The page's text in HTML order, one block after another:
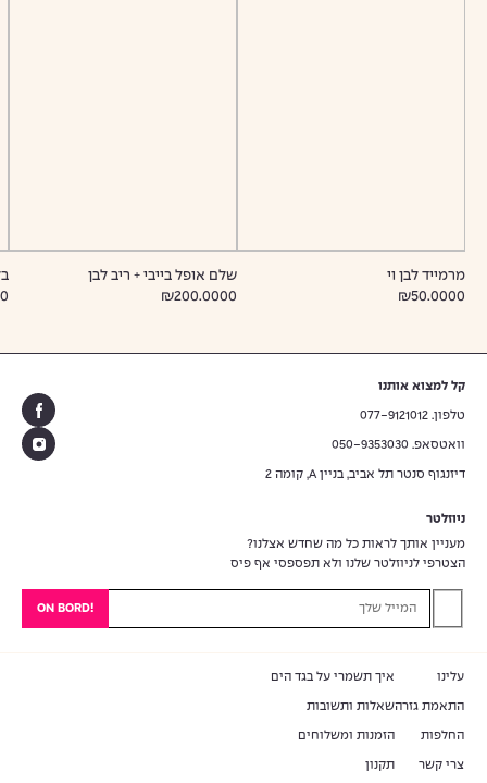
עוד
מרמייד לבן וי
₪50.0000
שלם אופל בייבי + ריב לבן
₪200.0000
קל למצוא אותנו
טלפון. 077-9121012
וואטסאפ. 050-9353030
דיזנגוף סנטר תל אביב, בניין A, קומה 2
ניוזלטר
מעניין אותך לראות כל מה שחדש אצלנו?
הצטרפי לניוזלטר שלנו ולא תפספסי אף פיס
עלינו
התאמת גזרה
החלפות
צרי קשר
איך תשמרי על בגד הים
שאלות ותשובות
הזמנות ומשלוחים
תקנון